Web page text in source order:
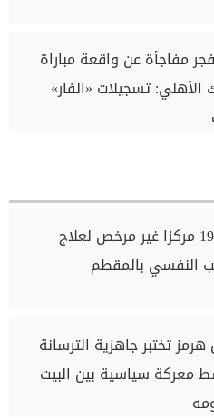
مفاجأة عن واقعة مباراة
الأهلي: تسجيلات «الفار»
الصحة تغلق 19 مركزا غير مرخص لعلاج
النفسي بالمقطم
تختبر جاهزية الترسانة
معركة سياسية بين البيت